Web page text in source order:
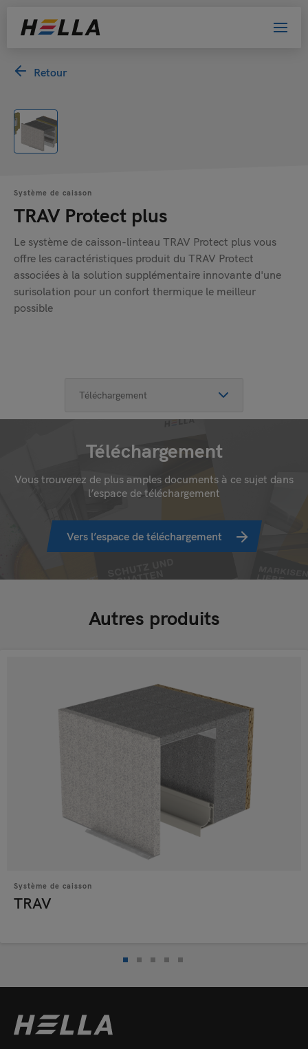
Retour
Système de caisson
TRAV Protect plus
Le système de caisson-linteau TRAV Protect plus vous
offre les caractéristiques produit du TRAV Protect
associées à la solution supplémentaire innovante d'une
surisolation pour un confort thermique le meilleur
possible
Téléchargement
Vous trouverez de plus amples documents à ce sujet dans
l’espace de téléchargement
Vers l’espace de téléchargement
Autres produits
Système de caisson
TRAV